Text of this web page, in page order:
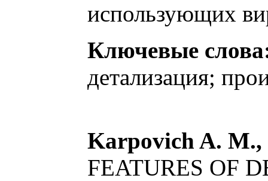
использующих
Ключевые
детализация;
Karpovich A. M.,
FEATURES OF